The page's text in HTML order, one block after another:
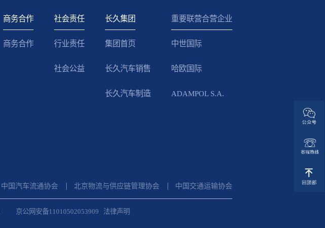
商务合作
商务合作
社会责任
行业责任
社会公益
长久集团
集团首页
长久汽车销售
长久汽车制造
重要联营合营企业
中世国际
哈欧国际
ADAMPOL S.A.
中国汽车流通协会 北京物流与供应链管理协会 中国交通运输协会
京公网安备11010502053909 法律声明